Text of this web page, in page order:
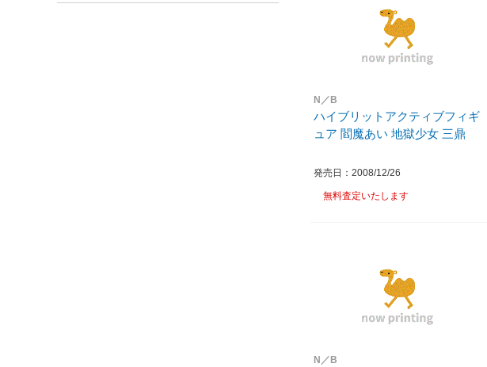
N／B
ハイブリットアクティブフィギ
ュア 閻魔あい 地獄少女 三鼎
発売日：2008/12/26
無料査定いたします
N／B